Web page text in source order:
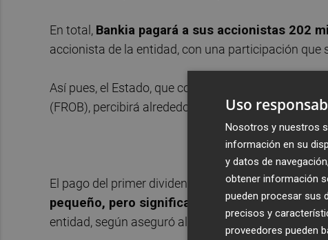
En total, Bankia pagará a sus accionistas 202
accionista de la entidad, con una participación que
Así pues, el Estado, que controla el 100% de BFA a
(FROB), percibirá alrededor de 128 millones en
El pago del primer dividendo de Bankia supone
pequeño, pero significativo"
para avanzar en la
entidad, según aseguró al anunciar la decisión de
Uso
Nosotros y nuestros
información en su
y datos de
obtener información
pueden procesar sus
precisos y
proveedores pueden